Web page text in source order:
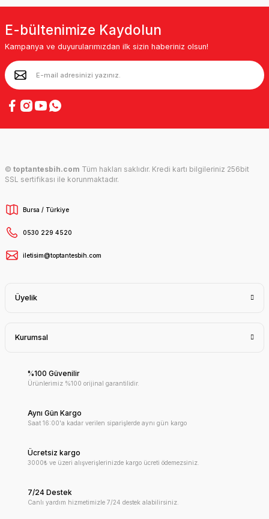
E-bültenimize Kaydolun
Kampanya ve duyurularımızdan ilk sizin haberiniz olsun!
© toptantesbih.com Tüm hakları saklıdır. Kredi kartı bilgileriniz 256bit
SSL sertifikası ile korunmaktadır.
Bursa / Türkiye
0530 229 4520
iletisim@toptantesbih.com
Üyelik
Kurumsal
%100 Güvenilir
Ürünlerimiz %100 orijinal garantilidir.
Aynı Gün Kargo
Saat 16:00'a kadar verilen siparişlerde aynı gün kargo
Ücretsiz kargo
3000₺ ve üzeri alışverişlerinizde kargo ücreti ödemezsiniz.
7/24 Destek
Canlı yardım hizmetimizle 7/24 destek alabilirsiniz.